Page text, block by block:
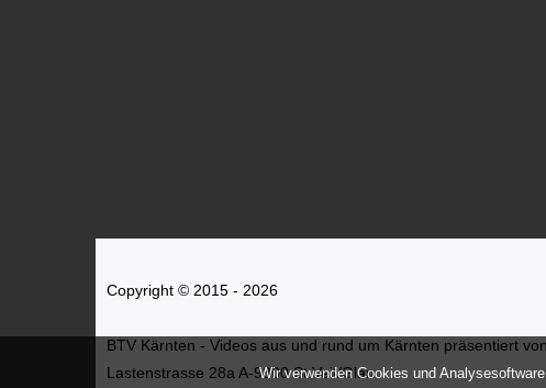
Wir verwenden Cookies und
Copyright © 2015 - 2026
BTV Kärnten - Videos aus und rund um Kärnten präsentiert
Lastenstrasse 28a A-9300 St.Veit/Glan